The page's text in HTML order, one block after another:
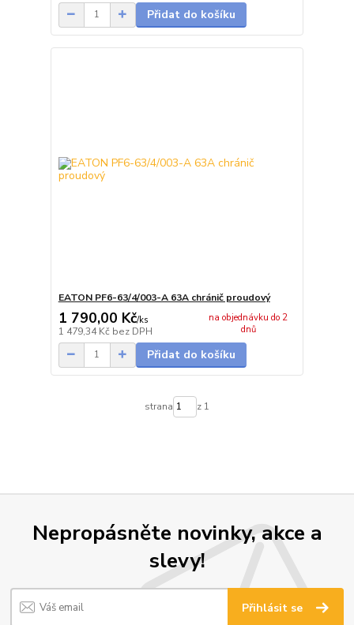
Přidat do košíku
EATON PF6-63/4/003-A 63A chránič proudový
1 790,00 Kč/ks
1 479,34 Kč bez DPH
na objednávku do 2
dnů
Přidat do košíku
strana z 1
Nepropásněte novinky, akce a
slevy!
Přihlásit se